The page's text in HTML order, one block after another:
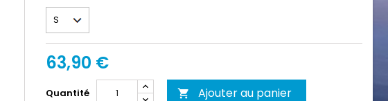
63,90 €
Quantité  Ajouter au panier